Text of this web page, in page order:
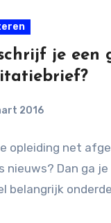
je een
2016
opleiding net
nieuws? Dan ga
belangrijk